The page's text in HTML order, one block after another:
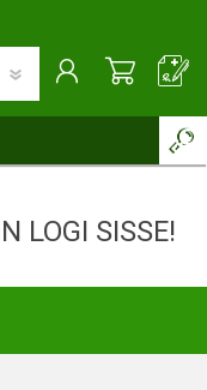
LOGI SISSE!